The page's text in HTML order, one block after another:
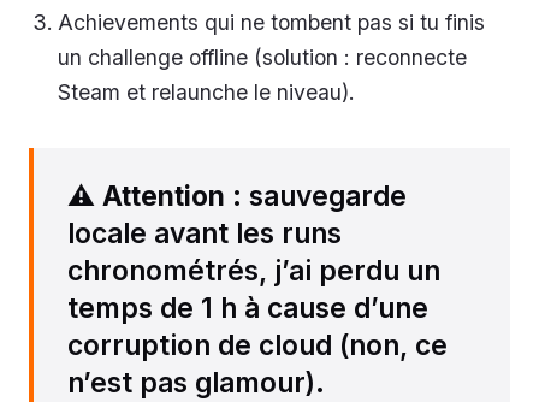
Achievements qui ne tombent pas si tu finis
un challenge offline (solution : reconnecte
Steam et relaunche le niveau).
⚠️ Attention : sauvegarde
locale avant les runs
chronométrés, j’ai perdu un
temps de 1 h à cause d’une
corruption de cloud (non, ce
n’est pas glamour).